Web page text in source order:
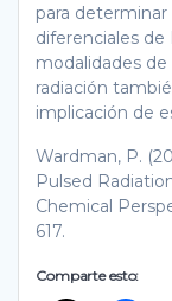
para
diferenciales de
modalidades de
radiación
implicación de
Wardman, P.
Pulsed
Chemical
617.
Comparte esto: